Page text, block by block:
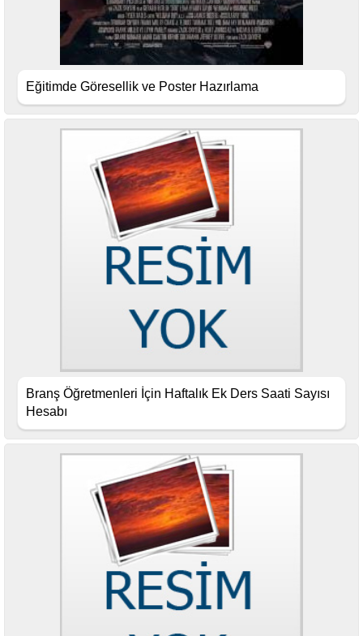
Eğitimde Göresellik ve Poster Hazırlama
Branş Öğretmenleri İçin Haftalık Ek Ders Saati Sayısı
Hesabı